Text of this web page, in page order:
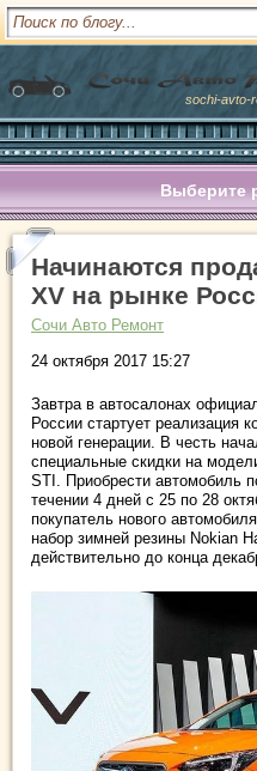
sochi-avto-
Выберите
Начинаются
XV на рынке
Сочи Авто Ремонт
24 октября 2017 15:27
Завтра в автосалонах
России стартует реализация
новой генерации. В честь
специальные скидки на
STI. Приобрести автомобиль
течении 4 дней с 25 по 28
покупатель нового
набор зимней резины Nokian
действительно до конца